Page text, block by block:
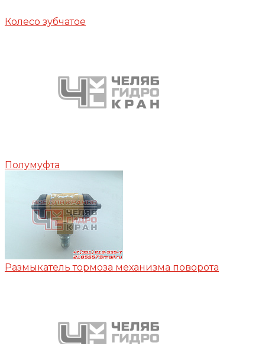
Колесо зубчатое
Полумуфта
Размыкатель тормоза механизма поворота